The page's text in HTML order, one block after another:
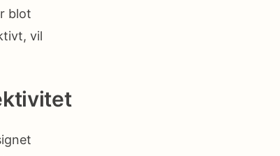
blot
vil